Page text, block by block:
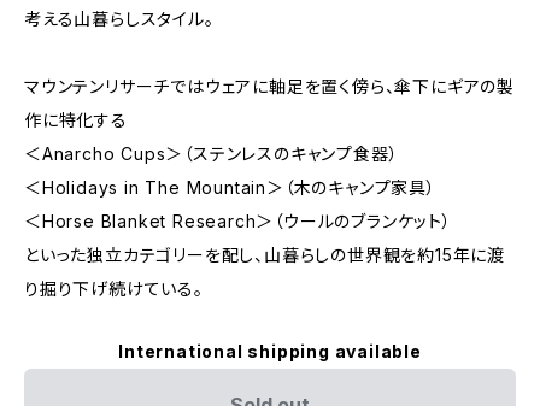
考える山暮らしスタイル。
マウンテンリサーチではウェアに軸足を置く傍ら、傘下にギアの製
作に特化する
＜Anarcho Cups＞（ステンレスのキャンプ食器）
＜Holidays in The Mountain＞（木のキャンプ家具）
＜Horse Blanket Research＞（ウールのブランケット）
といった独立カテゴリーを配し、山暮らしの世界観を約15年に渡
り掘り下げ続けている。
International shipping available